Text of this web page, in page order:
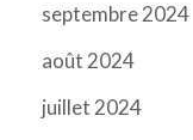
septembre 2024
août 2024
juillet 2024